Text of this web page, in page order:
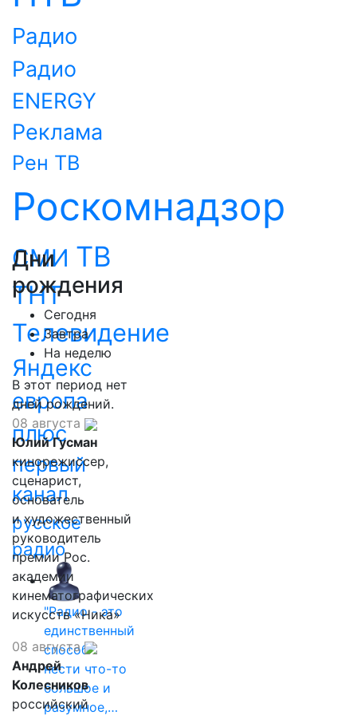
Радио
Радио
ENERGY
Реклама
Рен ТВ
Роскомнадзор
СМИ ТВ
ТНТ
Телевидение
Яндекс
европа
плюс
первый
канал
русское
радио
"Радио - это
единственный
способ
нести что-то
большое и
разумное,…
Дни
рождения
Сегодня
Завтра
На неделю
В этот период нет
дней рождений.
08 августа
Юлий Гусман
кинорежиссер,
сценарист,
основатель
и художественный
руководитель
премии Рос.
академии
кинематографических
искусств «Ника»
08 августа
Андрей
Колесников
российский